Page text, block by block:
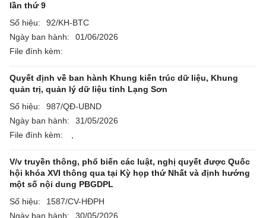
lần thứ 9
Số hiệu:
92/KH-BTC
Ngày ban hành:
01/06/2026
File đính kèm:
Quyết định về ban hành Khung kiến trúc dữ liệu, Khung
quản trị, quản lý dữ liệu tỉnh Lạng Sơn
Số hiệu:
987/QĐ-UBND
Ngày ban hành:
31/05/2026
File đính kèm:
V/v truyền thông, phổ biến các luật, nghị quyết được Quốc
hội khóa XVI thông qua tại Kỳ họp thứ Nhất và định hướng
một số nội dung PBGDPL
Số hiệu:
1587/CV-HĐPH
Ngày ban hành:
30/05/2026